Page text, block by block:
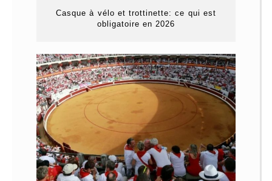
Casque à vélo et trottinette: ce qui est
obligatoire en 2026